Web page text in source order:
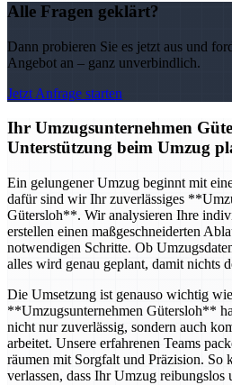
Alle Fragen geklärt?
Dann probieren Sie es jetzt aus und
Angebot an – ganz unverbindlich.
Jetzt Anfrage starten
Ihr Umzugsunternehmen
Unterstützung beim Umzug
Ein gelungener Umzug beginnt mit
dafür sind wir Ihr zuverlässiges
Gütersloh**. Wir analysieren Ihre
erstellen einen maßgeschneiderten
notwendigen Schritte. Ob
alles wird genau geplant, damit nichts
Die Umsetzung ist genauso wichtig
**Umzugsunternehmen Gütersloh**
nicht nur zuverlässig, sondern auch
arbeitet. Unsere erfahrenen Teams
räumen mit Sorgfalt und Präzision. So
verlassen, dass Ihr Umzug reibungslos